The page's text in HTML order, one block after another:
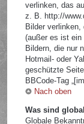
verlinken, das
z. B. http://
Bilder
(außer es ist ein
Bildern, die nur
Hotmail- oder
geschützte
BBCode-Tag
Nach oben
Was sind
Globale